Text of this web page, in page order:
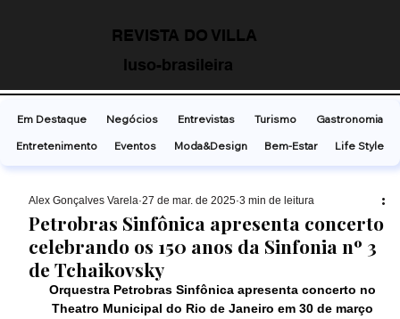
REVISTA DO VILLA
luso-brasileira
Petrobras Sinfônica apresenta concerto
celebrando os 150 anos da Sinfonia nº 3
de Tchaikovsky
Alex Gonçalves Varela 27 de mar. de 2025 3 min de leitura
Orquestra Petrobras Sinfônica apresenta concerto no
Theatro Municipal do Rio de Janeiro em 30 de março
Em Destaque Negócios Entrevistas Turismo
Gastronomia
Entretenimento
Eventos Moda&Design Bem-Estar Life Style